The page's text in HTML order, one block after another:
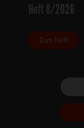
Heft 8/2026
Zum Heft